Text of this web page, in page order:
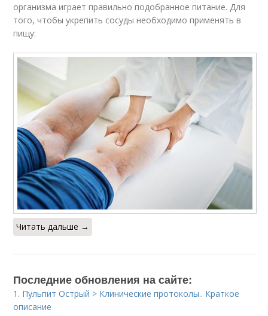
организма играет правильно подобранное питание. Для
того, чтобы укрепить сосуды необходимо применять в
пищу:
Читать дальше →
Последние обновления на сайте:
1. Пульпит Острый > Клинические протоколы.. Краткое
описание